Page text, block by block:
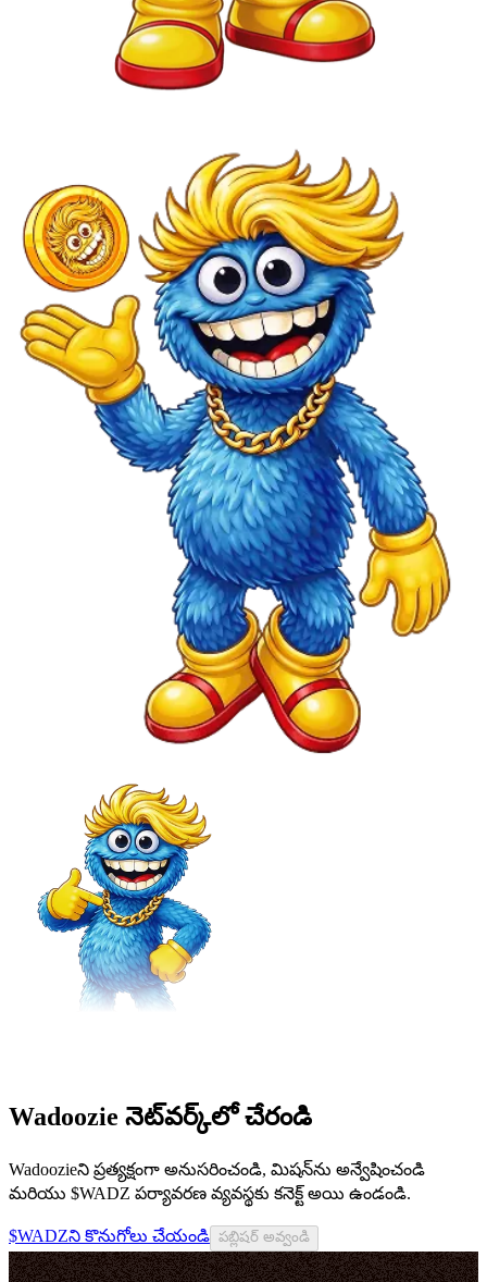
Wadoozie నెట్‌వర్క్‌లో చేరండి
Wadoozieని ప్రత్యక్షంగా అనుసరించండి, మిషన్‌ను అన్వేషించండి
మరియు $WADZ పర్యావరణ వ్యవస్థకు కనెక్ట్ అయి ఉండండి.
$WADZని కొనుగోలు చేయండి పబ్లిషర్ అవ్వండి